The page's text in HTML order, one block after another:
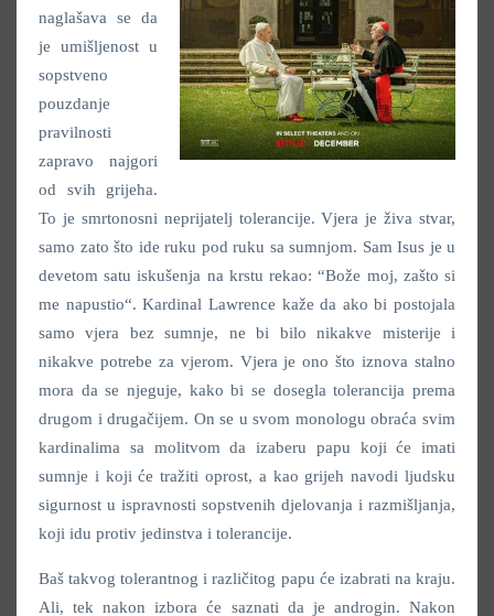
naglašava se da
je umišljenost u
sopstveno
pouzdanje
pravilnosti
zapravo najgori
od svih grijeha.
To je smrtonosni neprijatelj tolerancije. Vjera je živa stvar,
samo zato što ide ruku pod ruku sa sumnjom. Sam Isus je u
devetom satu iskušenja na krstu rekao: “Bože moj, zašto si
me napustio“. Kardinal Lawrence kaže da ako bi postojala
samo vjera bez sumnje, ne bi bilo nikakve misterije i
nikakve potrebe za vjerom. Vjera je ono što iznova stalno
mora da se njeguje, kako bi se dosegla tolerancija prema
drugom i drugačijem. On se u svom monologu obraća svim
kardinalima sa molitvom da izaberu papu koji će imati
sumnje i koji će tražiti oprost, a kao grijeh navodi ljudsku
sigurnost u ispravnosti sopstvenih djelovanja i razmišljanja,
koji idu protiv jedinstva i tolerancije.
Baš takvog tolerantnog i različitog papu će izabrati na kraju.
Ali, tek nakon izbora će saznati da je androgin. Nakon